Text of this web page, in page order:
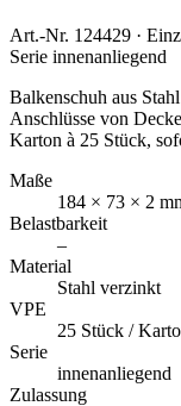
Art.-Nr. 124429 ·
Serie innenanliegend
Balkenschuh aus
Anschlüsse von
Karton à 25 Stück,
Maße
184 × 73 × 2
Belastbarkeit
–
Material
Stahl verzinkt
VPE
25 Stück /
Serie
innenanliegend
Zulassung